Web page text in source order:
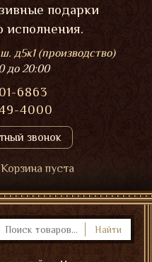
подарки
исполнения.
д5к1 (производство)
до 20:00
6863
4000
звонок
Корзина пуста
Найти